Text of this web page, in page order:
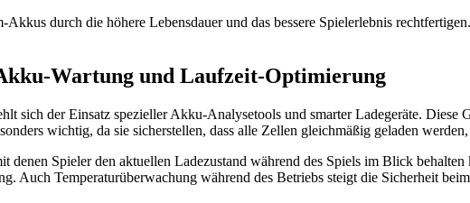
durch die höhere Lebensdauer und das bessere Spielerlebnis
Wartung und Laufzeit-Optimierung
sich der Einsatz spezieller Akku-Analysetools und smarter Ladegeräte. Diese
wichtig, da sie sicherstellen, dass alle Zellen gleichmäßig geladen
denen Spieler den aktuellen Ladezustand während des Spiels im Blick
Auch Temperaturüberwachung während des Betriebs steigt die Sicherheit